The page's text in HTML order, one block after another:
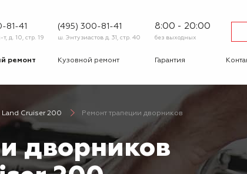
81-41
д. 10, стр. 19
(495) 300-81-41
ш. Энтузиастов д. 31, стр. 40
8:00 - 20:00
без выходных
ремонт Кузовной ремонт Гарантия
клиентам
Вакансии Отзывы
Land Cruiser 200 Ремонт трапеции дворников
дворников